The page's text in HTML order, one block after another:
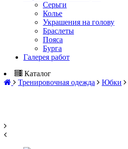
Серьги
Колье
Украшения на голову
Браслеты
Пояса
Бурга
Галерея работ
Каталог
Тренировочная одежда
Юбки